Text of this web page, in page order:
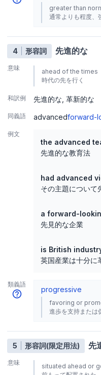
greater than
通常よりも程度、
4 形容詞 先進的な
意味
ahead of the times
時代の先を行く
和訳例 先進的な 革新的な
同義語 advancedforward-
例文
the advanced
先進的な教育法
had advanced
その主題について
a forward-
先見的な企業
is British
英国産業は十分に
類義語
progressive
favoring or
進歩を支持または
5 形容詞(限定用法) 先
意味
situated ahead or